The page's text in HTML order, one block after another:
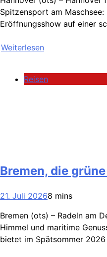
Spitzensport am
Eröffnungsshow auf einer
Weiterlesen
Reisen
Bremen, die
21. Juli 20268 mins
Bremen (ots) – Radeln am
Himmel und maritime
bietet im Spätsommer